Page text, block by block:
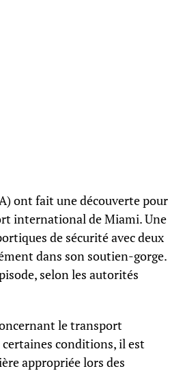
ont fait une découverte pour
international de Miami. Une
de sécurité avec deux
dans son soutien-gorge.
selon les autorités
le transport
certaines conditions, il est
appropriée lors des